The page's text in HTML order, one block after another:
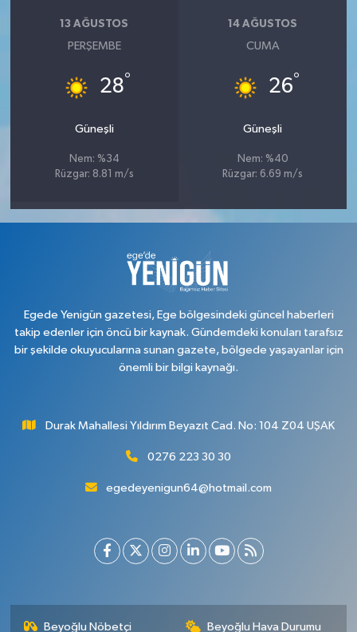
13 AĞUSTOS
PERŞEMBE
28°
Güneşli
Nem: %34
Rüzgar: 8.81 m/s
14 AĞUSTOS
CUMA
26°
Güneşli
Nem: %40
Rüzgar: 6.69 m/s
Egede Yenigün gazetesi, Ege bölgesindeki güncel haberleri
takip edenler için öncü bir kaynak. Gündemdeki konuları tarafsız
bir şekilde okuyucularına sunan gazete, bölgede yaşayanlar için
önemli bir bilgi kaynağı.
Durak Mahallesi Yıldırım Beyazıt Cad. No: 104 Z04 UŞAK
0276 223 30 30
egedeyenigun64@hotmail.com
Beyoğlu Nöbetçi Beyoğlu Hava Durumu